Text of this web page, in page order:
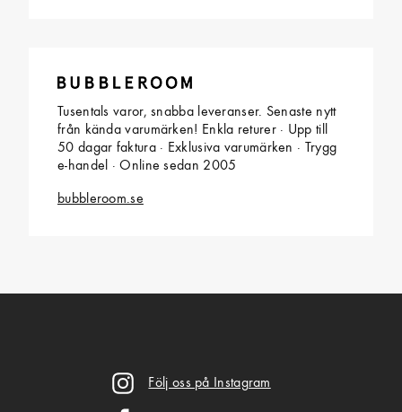
Tusentals varor, snabba leveranser. Senaste nytt
från kända varumärken! Enkla returer · Upp till
50 dagar faktura · Exklusiva varumärken · Trygg
e-handel · Online sedan 2005
bubbleroom.se
Följ oss på Instagram